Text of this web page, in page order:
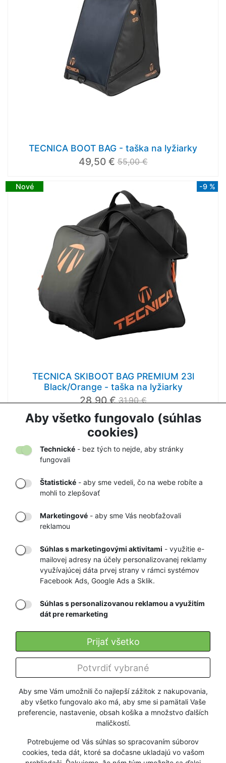
Aby všetko fungovalo (súhlas
cookies)
Aby sme Vám umožnili čo najlepší zážitok z nakupovania,
aby všetko fungovalo ako má, aby sme si pamätali Vaše
preferencie, nastavenie, obsah košíka a množstvo ďalších
maličkostí.
Potrebujeme od Vás súhlas so spracovaním súborov
cookies, teda dát, ktoré sa dočasne ukladajú vo vašom
Technické - bez tých to nejde, aby stránky
fungovali
Štatistické - aby sme vedeli, čo na webe robíte a
mohli to zlepšovať
Marketingové - aby sme Vás neobťažovali
reklamou
Súhlas s marketingovými aktivitami - využitie e-
mailovej adresy na účely personalizovanej reklamy
využívajúcej dáta prvej strany v rámci systémov
Facebook Ads, Google Ads a Sklik.
Súhlas s personalizovanou reklamou a využitím
dát pre remarketing
Potvrdiť vybrané
Prijať všetko
TECNICA BOOT BAG - taška na lyžiarky
49,50 € 55,00 €
Nové -9 %
TECNICA SKIBOOT BAG PREMIUM 23l
Black/Orange - taška na lyžiarky
28,90 € 31,90 €
TOVARU AŽ K
VÁM DOMOV
OBCHOD
RÝCHLE
DORUČENIE
GARANCIA
NAJNIŽŠÍCH CIEN
Firmy a organizácie